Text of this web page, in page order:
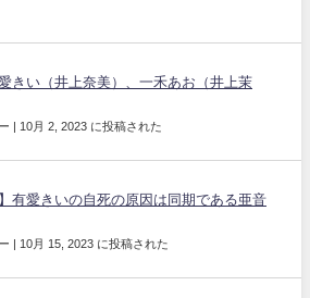
きい（井上奈美）、一禾あお（井上茉
| 10月 2, 2023 に投稿された
有愛きいの自死の原因は同期である亜音
| 10月 15, 2023 に投稿された